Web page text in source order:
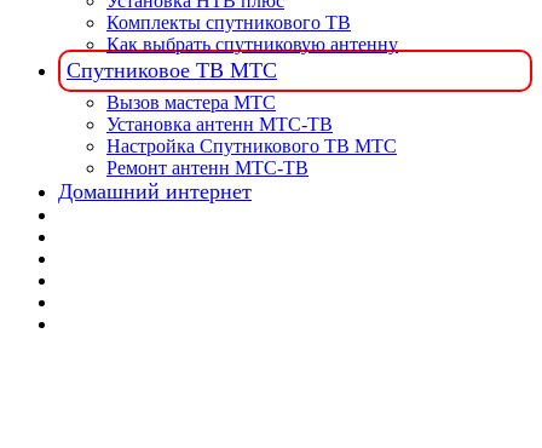
Комплекты спутникового ТВ
Как выбрать спутниковую антенну
Спутниковое ТВ МТС
Вызов мастера МТС
Установка антенн МТС-ТВ
Настройка Спутникового ТВ МТС
Ремонт антенн МТС-ТВ
Домашний интернет